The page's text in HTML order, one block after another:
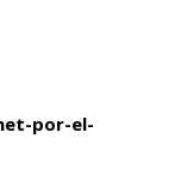
por-el-